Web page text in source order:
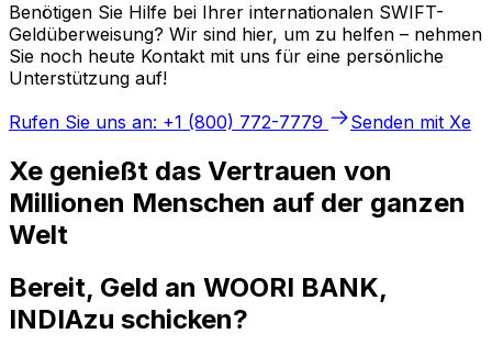
Benötigen Sie Hilfe bei Ihrer internationalen SWIFT-
Geldüberweisung? Wir sind hier, um zu helfen – nehmen
Sie noch heute Kontakt mit uns für eine persönliche
Unterstützung auf!
Rufen Sie uns an: +1 (800) 772-7779
Senden mit Xe
Xe genießt das Vertrauen von
Millionen Menschen auf der ganzen
Welt
Bereit, Geld an WOORI BANK,
INDIAzu schicken?